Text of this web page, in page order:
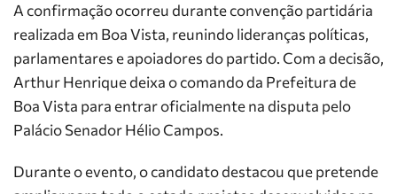
A confirmação ocorreu durante convenção partidária
realizada em Boa Vista, reunindo lideranças políticas,
parlamentares e apoiadores do partido. Com a decisão,
Arthur Henrique deixa o comando da Prefeitura de
Boa Vista para entrar oficialmente na disputa pelo
Palácio Senador Hélio Campos.
Durante o evento, o candidato destacou que pretende